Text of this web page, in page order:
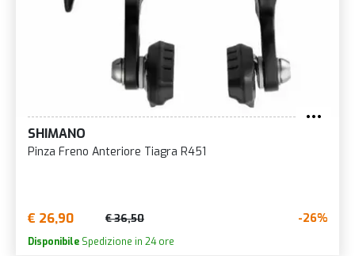
SHIMANO
Pinza Freno Anteriore Tiagra R451
€ 26,90 € 36,50 -26%
Disponibile Spedizione in 24 ore